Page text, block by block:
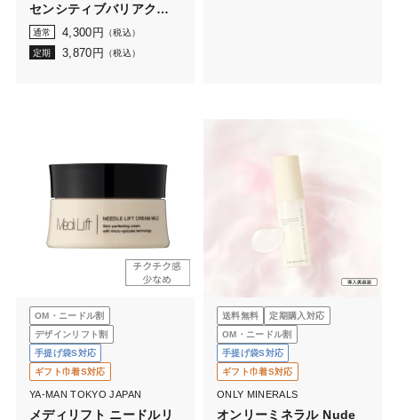
センシティブバリアクリ
ーム 50g
通常 4,300 円 （税込）
定期 3,870 円 （税込）
OM・ニードル割
デザインリフト割
手提げ袋S対応
ギフト巾着S対応
YA-MAN TOKYO JAPAN
メディリフト ニードルリ
送料無料
定期購入対応
OM・ニードル割
手提げ袋S対応
ギフト巾着S対応
ONLY MINERALS
オンリーミネラル Nude